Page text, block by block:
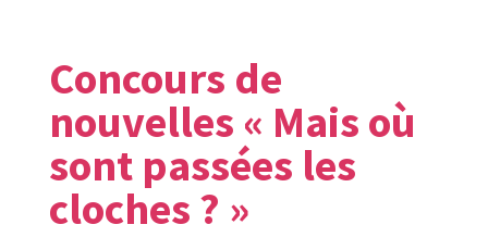
Concours de
nouvelles « Mais où
sont passées les
cloches ? »